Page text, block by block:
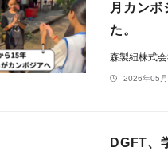
月カン
た。
森製紐株式
2026年05
DGFT、